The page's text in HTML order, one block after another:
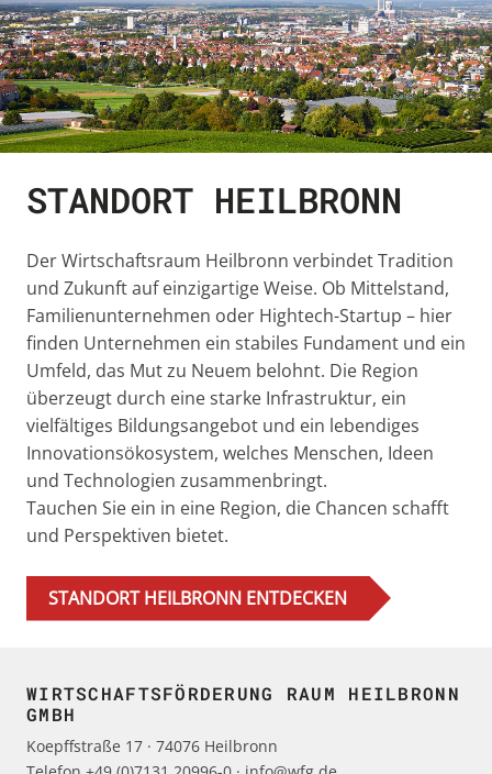
STANDORT HEILBRONN
Der Wirtschaftsraum Heilbronn verbindet Tradition
und Zukunft auf einzigartige Weise. Ob Mittelstand,
Familienunternehmen oder Hightech-Startup – hier
finden Unternehmen ein stabiles Fundament und ein
Umfeld, das Mut zu Neuem belohnt. Die Region
überzeugt durch eine starke Infrastruktur, ein
vielfältiges Bildungsangebot und ein lebendiges
Innovationsökosystem, welches Menschen, Ideen
und Technologien zusammenbringt.
Tauchen Sie ein in eine Region, die Chancen schafft
und Perspektiven bietet.
STANDORT HEILBRONN ENTDECKEN
überspringen
WIRTSCHAFTSFÖRDERUNG RAUM HEILBRONN
GMBH
Koepffstraße 17 · 74076 Heilbronn